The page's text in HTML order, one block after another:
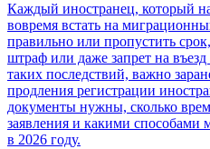
Каждый иностранец, который
вовремя встать на
правильно или пропустить
штраф или даже запрет на
таких последствий, важно
продления регистрации
документы нужны, сколько
заявления и какими
в 2026 году.